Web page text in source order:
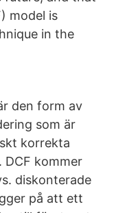
model is
in the
den form av
som är
korrekta
kommer
diskonterade
på att ett